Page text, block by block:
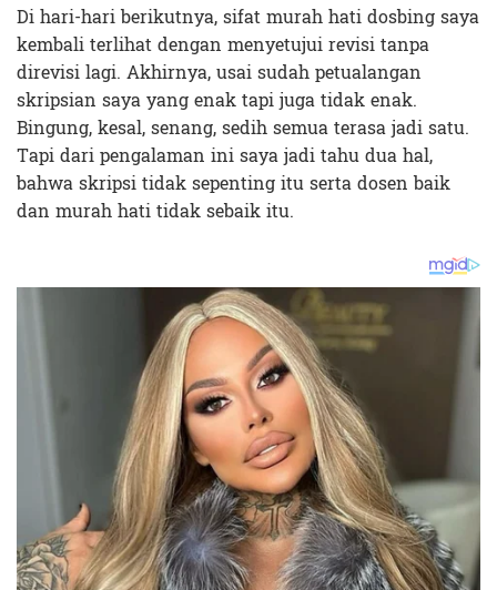
Di hari-hari berikutnya, sifat murah hati dosbing saya
kembali terlihat dengan menyetujui revisi tanpa
direvisi lagi. Akhirnya, usai sudah petualangan
skripsian saya yang enak tapi juga tidak enak.
Bingung, kesal, senang, sedih semua terasa jadi satu.
Tapi dari pengalaman ini saya jadi tahu dua hal,
bahwa skripsi tidak sepenting itu serta dosen baik
dan murah hati tidak sebaik itu.